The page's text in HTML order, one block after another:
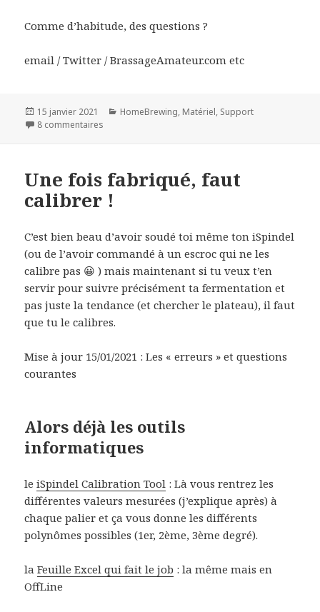
Comme d’habitude, des questions ?
email / Twitter / BrassageAmateur.com etc
Publié
le
15 janvier 2021 Catégories
HomeBrewing, Matériel, Support
8 commentaires
Une fois fabriqué, faut
calibrer !
C’est bien beau d’avoir soudé toi même ton iSpindel
(ou de l’avoir commandé à un escroc qui ne les
calibre pas 😀 ) mais maintenant si tu veux t’en
servir pour suivre précisément ta fermentation et
pas juste la tendance (et chercher le plateau), il faut
que tu le calibres.
Mise à jour 15/01/2021 : Les « erreurs » et questions
courantes
Alors déjà les outils
informatiques
leiSpindel Calibration Tool : Là vous rentrez les
différentes valeurs mesurées (j’explique après) à
chaque palier et ça vous donne les différents
polynômes possibles (1er, 2ème, 3ème degré).
laFeuille Excel qui fait le job : la même mais en
OffLine